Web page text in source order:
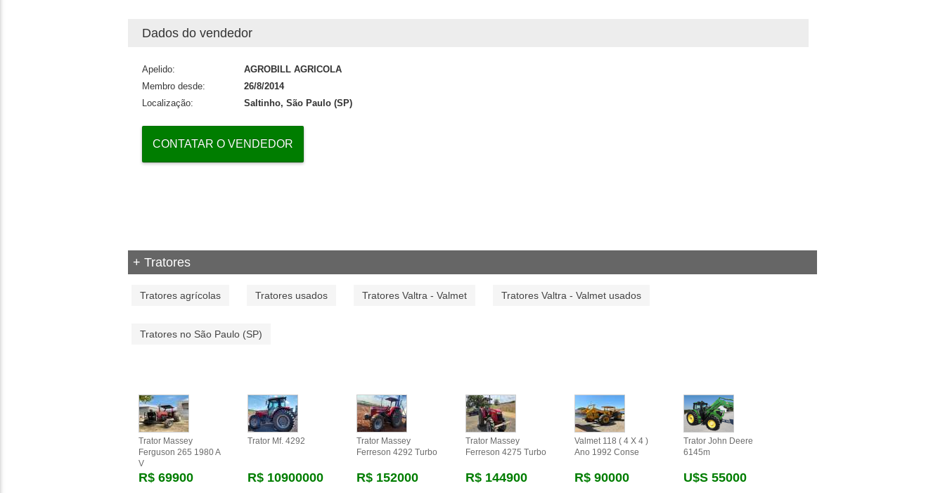
Dados do vendedor
Apelido:
AGROBILL AGRICOLA
Membro desde:
26/8/2014
Localização:
Saltinho, São Paulo (SP)
CONTATAR O VENDEDOR
+ Tratores
Tratores agrícolas Tratores usados Tratores Valtra - Valmet Tratores Valtra - Valmet usados
Tratores no São Paulo (SP)
Trator Massey
Ferguson 265 1980 A
V
R$ 69900
Trator Mf. 4292
R$ 10900000
Trator Massey
Ferreson 4292 Turbo
R$ 152000
Trator Massey
Ferreson 4275 Turbo
R$ 144900
Valmet 118 ( 4 X 4 )
Ano 1992 Conse
R$ 90000
Trator John Deere
6145m
U$s 55000